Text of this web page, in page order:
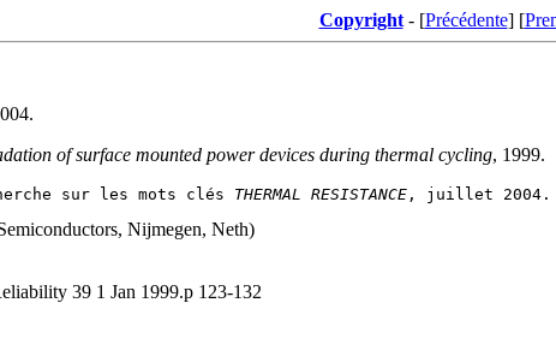
Copyright- [Précédente] [
of surface mounted power devices during thermal cycling, 1999.
sur les mots clés
THERMAL RESISTANCE
Nijmegen, Neth)
39 1 Jan 1999.p 123-132